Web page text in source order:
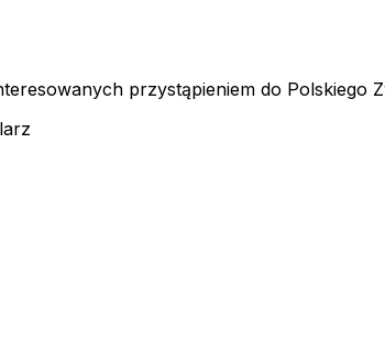
przystąpieniem do Polskiego